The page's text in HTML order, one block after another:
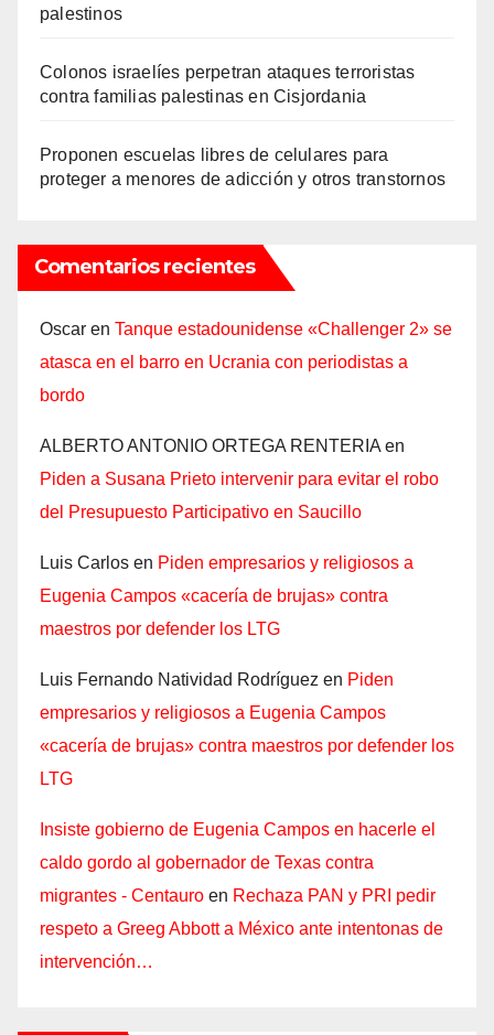
palestinos
Colonos israelíes perpetran ataques terroristas
contra familias palestinas en Cisjordania
Proponen escuelas libres de celulares para
proteger a menores de adicción y otros transtornos
Comentarios recientes
Oscar en Tanque estadounidense «Challenger 2» se
atasca en el barro en Ucrania con periodistas a
bordo
ALBERTO ANTONIO ORTEGA RENTERIA en
Piden a Susana Prieto intervenir para evitar el robo
del Presupuesto Participativo en Saucillo
Luis Carlos en Piden empresarios y religiosos a
Eugenia Campos «cacería de brujas» contra
maestros por defender los LTG
Luis Fernando Natividad Rodríguez en Piden
empresarios y religiosos a Eugenia Campos
«cacería de brujas» contra maestros por defender los
LTG
Insiste gobierno de Eugenia Campos en hacerle el
caldo gordo al gobernador de Texas contra
migrantes - Centauro en Rechaza PAN y PRI pedir
respeto a Greeg Abbott a México ante intentonas de
intervención…